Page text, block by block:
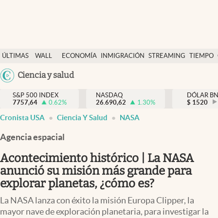
ÚLTIMAS
NOTICIAS
WALL
DÓLAR
ECONOMÍA INMIGRACIÓN STREAMING TIEMPO
Ciencia y salud
Finanzas y economía
Wall Street y dólar
Inmigración
Espiritual
Streaming
PC y mobile
S&P 500 INDEX
7757,64
0.62%
NASDAQ
26.690,62
1.30%
DÓLAR
$ 1520
Cronista USA Ciencia Y Salud NASA
Agencia espacial
Acontecimiento histórico | La NASA
anunció su misión más grande para
explorar planetas, ¿cómo es?
La NASA lanza con éxito la misión Europa Clipper, la
mayor nave de exploración planetaria, para investigar la